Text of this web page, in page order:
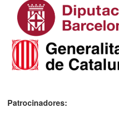
Patrocinadores: